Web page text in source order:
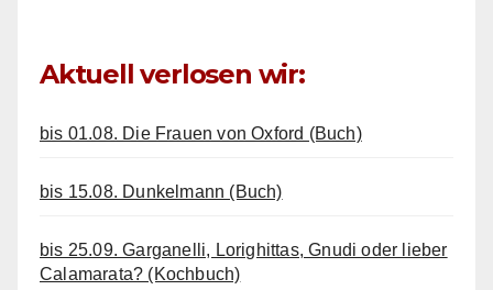
Aktuell verlosen wir:
bis 01.08. Die Frauen von Oxford (Buch)
bis 15.08. Dunkelmann (Buch)
bis 25.09. Garganelli, Lorighittas, Gnudi oder lieber
Calamarata? (Kochbuch)